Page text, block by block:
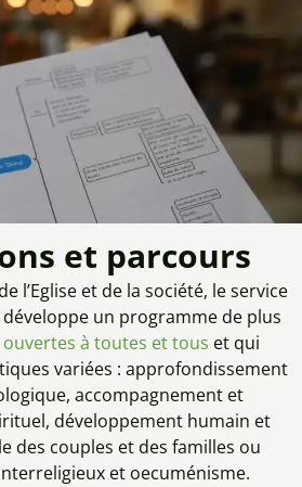
et parcours
l’Eglise et de la société, le service
développe un programme de plus
à toutes et tous et qui
variées : approfondissement
accompagnement et
développement humain et
des couples et des familles ou
et oecuménisme.